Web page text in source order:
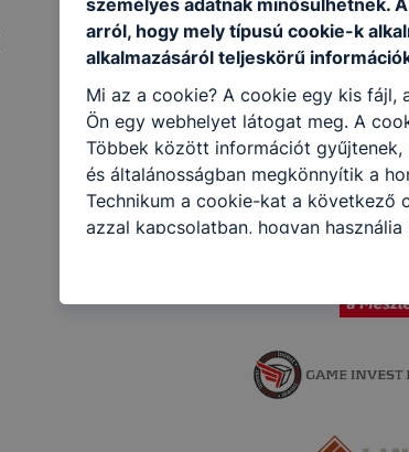
arról, hogy mely típusú cookie-k
alkalmazásáról teljeskörű
Mi az a cookie? A cookie egy kis fájl,
Ön egy webhelyet látogat meg. A
Többek között információt
és általánosságban megkönnyítik a
Technikum a cookie-kat a következő
azzal kapcsolatban, hogyan
honlap melyik részeit látogatja, vagy
hogyan biztosítsunk Önnek még
oldalunkat, honlap fejlesztése.
cookie-kat? Minden modern
változtatását. A legtöbb böngésző
a cookie-kat, de ezek általában
mivel a cookie-k célja honlapunk
megkönnyítése vagy lehetővé tétele,